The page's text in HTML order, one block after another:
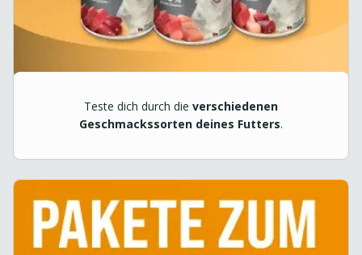
Teste dich durch die verschiedenen
Geschmackssorten deines Futters.